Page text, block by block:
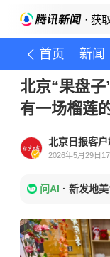
· 获
首页 新闻
北京“果盘
有一场榴莲
北京日报客户
2026年5月29日
问AI · 新发地